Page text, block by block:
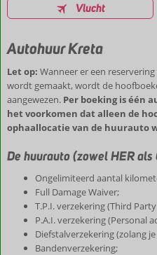
Vlucht
Autohuur Kreta
Let op: Wanneer er een
wordt gemaakt, wordt de
aangewezen. Per boeking is één
het voorkomen dat alleen de
ophaallocatie van de huurauto
De huurauto (zowel HER
Ongelimiteerd aantal
Full Damage Waiver;
T.P.I. verzekering (Third
P.A.I. verzekering (Personal
Diefstalverzekering (zolang
Bandenverzekering;